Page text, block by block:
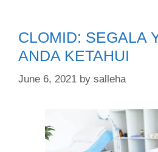
CLOMID: SEGALA
ANDA KETAHUI
June 6, 2021 by salleha